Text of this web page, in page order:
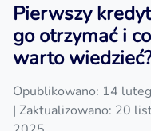
Pierwszy
go otrzymać i co
warto
Opublikowano: 14
| Zaktualizowano: 20